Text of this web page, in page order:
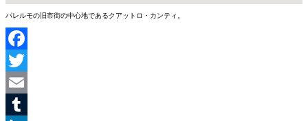
パレルモの旧市街の中心地であるクアットロ・カンティ。
Facebook
Twitter
Email